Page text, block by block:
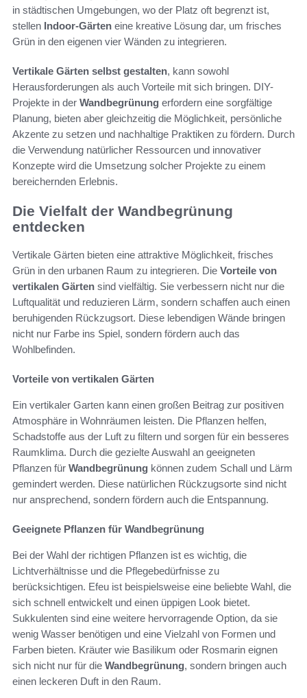
in städtischen Umgebungen, wo der Platz oft begrenzt ist,
stellen Indoor-Gärten eine kreative Lösung dar, um frisches
Grün in den eigenen vier Wänden zu integrieren.
Vertikale Gärten selbst gestalten, kann sowohl
Herausforderungen als auch Vorteile mit sich bringen. DIY-
Projekte in der Wandbegrünung erfordern eine sorgfältige
Planung, bieten aber gleichzeitig die Möglichkeit, persönliche
Akzente zu setzen und nachhaltige Praktiken zu fördern. Durch
die Verwendung natürlicher Ressourcen und innovativer
Konzepte wird die Umsetzung solcher Projekte zu einem
bereichernden Erlebnis.
Die Vielfalt der Wandbegrünung
entdecken
Vertikale Gärten bieten eine attraktive Möglichkeit, frisches
Grün in den urbanen Raum zu integrieren. Die Vorteile von
vertikalen Gärten sind vielfältig. Sie verbessern nicht nur die
Luftqualität und reduzieren Lärm, sondern schaffen auch einen
beruhigenden Rückzugsort. Diese lebendigen Wände bringen
nicht nur Farbe ins Spiel, sondern fördern auch das
Wohlbefinden.
Vorteile von vertikalen Gärten
Ein vertikaler Garten kann einen großen Beitrag zur positiven
Atmosphäre in Wohnräumen leisten. Die Pflanzen helfen,
Schadstoffe aus der Luft zu filtern und sorgen für ein besseres
Raumklima. Durch die gezielte Auswahl an geeigneten
Pflanzen für Wandbegrünung können zudem Schall und Lärm
gemindert werden. Diese natürlichen Rückzugsorte sind nicht
nur ansprechend, sondern fördern auch die Entspannung.
Geeignete Pflanzen für Wandbegrünung
Bei der Wahl der richtigen Pflanzen ist es wichtig, die
Lichtverhältnisse und die Pflegebedürfnisse zu
berücksichtigen. Efeu ist beispielsweise eine beliebte Wahl, die
sich schnell entwickelt und einen üppigen Look bietet.
Sukkulenten sind eine weitere hervorragende Option, da sie
wenig Wasser benötigen und eine Vielzahl von Formen und
Farben bieten. Kräuter wie Basilikum oder Rosmarin eignen
sich nicht nur für die Wandbegrünung, sondern bringen auch
einen leckeren Duft in den Raum.